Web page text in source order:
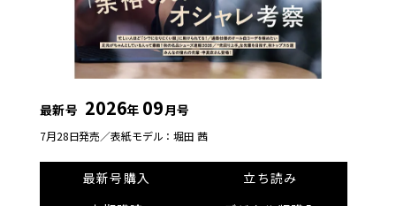
最新号 2026年 09月号
7月28日発売／表紙モデル：堀田 茜
最新号購入
立ち読み